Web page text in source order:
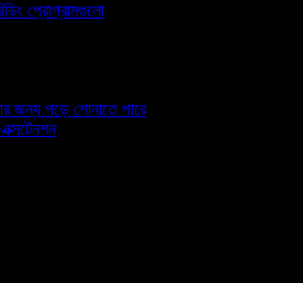
প্রোগ্রামগুলো
জন্য পড়ে শোনাতে পারে